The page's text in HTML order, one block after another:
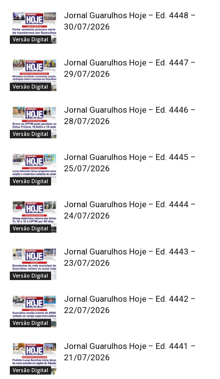
Versão Digital
Jornal Guarulhos Hoje – Ed. 4448 –
30/07/2026
Versão Digital
Jornal Guarulhos Hoje – Ed. 4447 –
29/07/2026
Versão Digital
Jornal Guarulhos Hoje – Ed. 4446 –
28/07/2026
Versão Digital
Jornal Guarulhos Hoje – Ed. 4445 –
25/07/2026
Versão Digital
Jornal Guarulhos Hoje – Ed. 4444 –
24/07/2026
Versão Digital
Jornal Guarulhos Hoje – Ed. 4443 –
23/07/2026
Versão Digital
Jornal Guarulhos Hoje – Ed. 4442 –
22/07/2026
Versão Digital
Jornal Guarulhos Hoje – Ed. 4441 –
21/07/2026